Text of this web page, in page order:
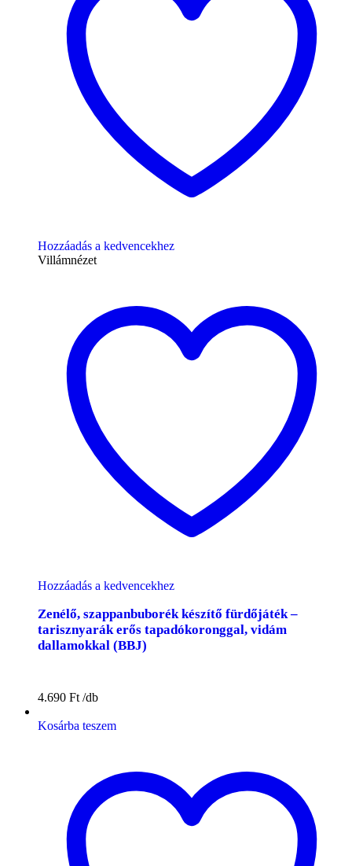
Hozzáadás a kedvencekhez
Villámnézet
Hozzáadás a kedvencekhez
Zenélő, szappanbuborék készítő fürdőjáték –
tarisznyarák erős tapadókoronggal, vidám
dallamokkal (BBJ)
4.690 Ft
Kosárba teszem